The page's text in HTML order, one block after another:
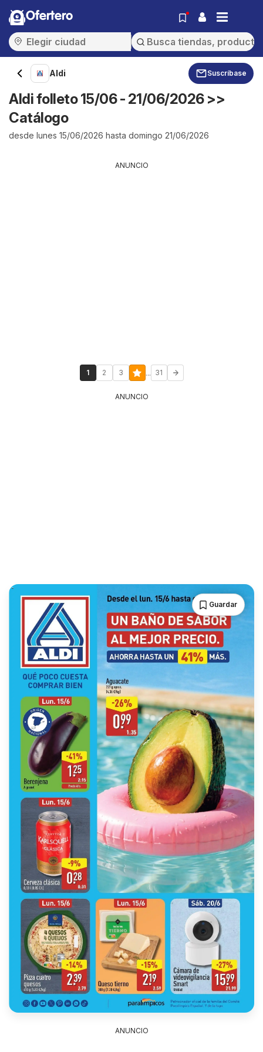
Ofertero
Aldi Suscríbase
Aldi folleto 15/06 - 21/06/2026 >>
Catálogo
desde lunes 15/06/2026 hasta domingo 21/06/2026
ANUNCIO
1 2 3 ... 31
ANUNCIO
Guardar
ANUNCIO